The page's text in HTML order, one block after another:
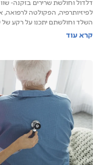
דלדול וחולשת שרירים בזקנה-
לפיזיותרפיה, הפקולטה לרפואה,
השלד וחולשתם יתכנו על רקע של
קרא עוד